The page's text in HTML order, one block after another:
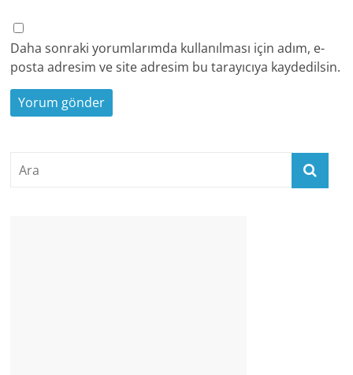
Daha sonraki yorumlarımda kullanılması için adım, e-
posta adresim ve site adresim bu tarayıcıya kaydedilsin.